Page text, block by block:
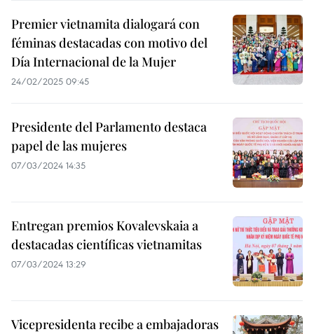
Premier vietnamita dialogará con
féminas destacadas con motivo del
Día Internacional de la Mujer
24/02/2025 09:45
Presidente del Parlamento destaca
papel de las mujeres
07/03/2024 14:35
Entregan premios Kovalevskaia a
destacadas científicas vietnamitas
07/03/2024 13:29
Vicepresidenta recibe a embajadoras